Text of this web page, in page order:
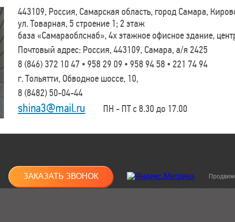
443109, Россия, Самарская область, город Самара,
ул. Товарная, 5 строение 1; 2 этаж
база «Самараоблснаб», 4х этажное офисное здание,
Почтовый адрес: Россия, 443109, Самара, а/я 2425
8 (846) 372 10 47 • 958 29 09 • 958 94 58 • 221 74 94
г. Тольятти, Обводное шоссе, 10,
8 (8482) 50-04-44
shina3@mail.ru ПН - ПТ с 8.30 до 17.00
ЗАКАЗАТЬ ЗВОНОК